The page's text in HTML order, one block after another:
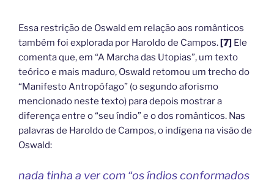
Essa restrição de Oswald em relação aos românticos
também foi explorada por Haroldo de Campos.[7] Ele
comenta que, em “A Marcha das Utopias”, um texto
teórico e mais maduro, Oswald retomou um trecho do
“Manifesto Antropófago” (o segundo aforismo
mencionado neste texto) para depois mostrar a
diferença entre o “seu índio” e o dos românticos. Nas
palavras de Haroldo de Campos, o indígena na visão de
Oswald:
nada tinha a ver com “os índios conformados